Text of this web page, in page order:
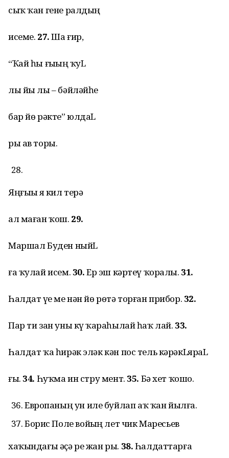
сыҡ ҡан гене ралдың
исеме. 27.Ша ғир,
“Ҡай һы ғыҙҙың ҡуL
лы йы лы – бәйләйһе
бар йө рәкте” юлдаL
ры ав торы.
Яңғыҙы яҙ кил терә
ал маған ҡош. 29.
Маршал Буден ныйL
ға ҡулай исем. 30.Ер эш кәртеү ҡоралы. 31.
Һалдат үҙе ме нән йө рөтә торған прибор. 32.
Пар ти зан уны күҙ ҡараһылай һаҡ лай. 33.
Һалдат ҡа һирәк эләк кән пос тель кәрәкLяраL
ғы. 34. Һуҡма ин стру мент. 35. Бә хет ҡошо.
Европаның ун иле буйлап аҡ ҡан йылға.
Борис Поле войҙың лет чик Маресьев
хаҡындағы әҫә ре жан ры. 38.Һалдаттарға